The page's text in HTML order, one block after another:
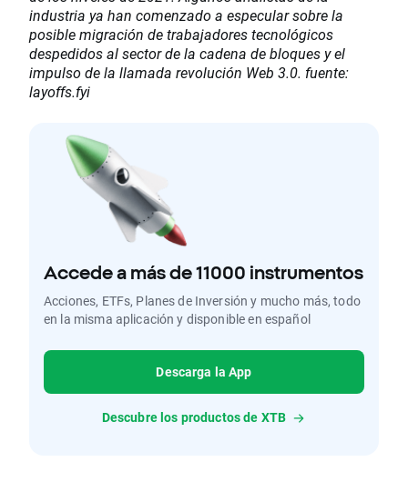
industria ya han comenzado a especular sobre la
posible migración de trabajadores tecnológicos
despedidos al sector de la cadena de bloques y el
impulso de la llamada revolución Web 3.0. fuente:
layoffs.fyi
Accede a más de 11000 instrumentos
Acciones, ETFs, Planes de Inversión y mucho más, todo
en la misma aplicación y disponible en español
Descarga la App
Descubre los productos de XTB